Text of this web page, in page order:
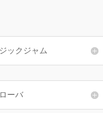
ックジャム
ーバ